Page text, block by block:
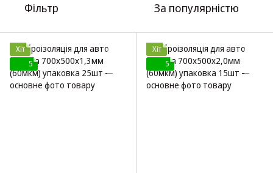
Фільтр За популярністю
Хіт
5
Хіт
5